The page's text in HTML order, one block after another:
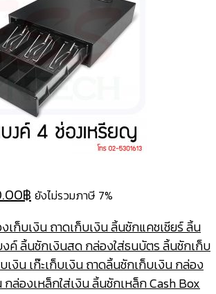
฿.
฿Current
is:
900.00฿.
ยังไม่รวมภาษี 7%
เก็บเงิน ถาดเก็บเงิน ลิ้นชักแคชเชียร์ ลิ้น
ค์ ลิ้นชักเงินสด กล่องใส่ธนบัตร ลิ้นชักเก็บ
เงิน เก๊ะเก็บเงิน ถาดลิ้นชักเก็บเงิน กล่อง
กล่องเหล็กใส่เงิน ลิ้นชักเหล็ก Cash Box